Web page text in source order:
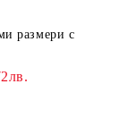
размери с